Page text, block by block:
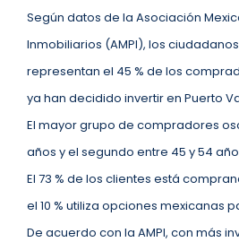
Según datos de la Asociación
Inmobiliarios (AMPI), los
representan el 45 % de los
ya han decidido invertir en Puerto
El mayor grupo de compradores
años y el segundo entre 45 y 54
El 73 % de los clientes está
el 10 % utiliza opciones mexicanas
De acuerdo con la AMPI, con más